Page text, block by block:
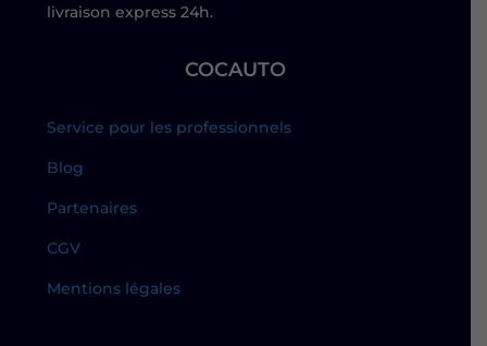
livraison express 24h.
COCAUTO
Service pour les professionnels
Blog
Partenaires
CGV
Mentions légales